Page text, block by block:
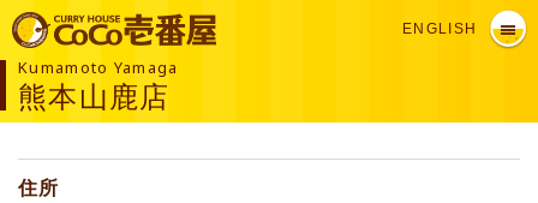
ENGLISH
Kumamoto Yamaga
熊本山鹿店
住所